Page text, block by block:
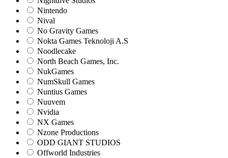
Nintendo
Nival
No Gravity Games
Nokta Games Teknoloji A.S
Noodlecake
North Beach Games, Inc.
NukGames
NumSkull Games
Nuntius Games
Nuuvem
Nvidia
NX Games
Nzone Productions
ODD GIANT STUDIOS
Offworld Industries